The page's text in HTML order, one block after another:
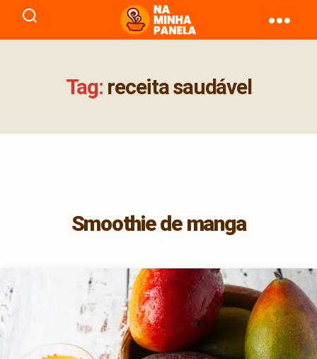
naminhapanela.com
Tag: receita saudável
Smoothie de manga